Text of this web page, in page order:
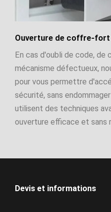
Ouverture de coffre-fort
En cas d'oubli de code, de
mécanisme défectueux,
pour vous permettre
sécurité, sans
utilisent des techniques
ouverture efficace et sans
Devis et informations